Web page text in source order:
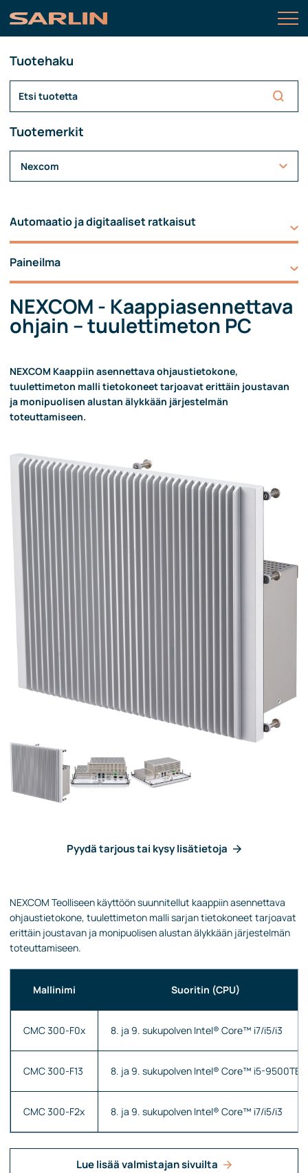
Tuotehaku
Tuotemerkit
Nexcom
Automaatio ja digitaaliset ratkaisut
Paineilma
NEXCOM - Kaappiasennettava
ohjain – tuulettimeton PC
NEXCOM Kaappiin asennettava ohjaustietokone,
tuulettimeton malli tietokoneet tarjoavat erittäin joustavan
ja monipuolisen alustan älykkään järjestelmän
toteuttamiseen.
Pyydä tarjous tai kysy lisätietoja
NEXCOM Teolliseen käyttöön suunnitellut kaappiin asennettava
ohjaustietokone, tuulettimeton malli sarjan tietokoneet tarjoavat
erittäin joustavan ja monipuolisen alustan älykkään järjestelmän
toteuttamiseen.
Mallinimi Suoritin (CPU)
CMC 300-F0x 8. ja 9. sukupolven Intel® Core™ i7/i5/i3
CMC 300-F13 8. ja 9. sukupolven Intel® Core™ i5-9500TE
CMC 300-F2x 8. ja 9. sukupolven Intel® Core™ i7/i5/i3
Lue lisää valmistajan sivuilta